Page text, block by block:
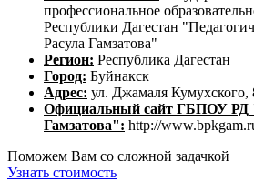
профессиональное
Республики Дагестан
Расула Гамзатова"
Регион: Республика Дагестан
Город: Буйнакск
Адрес: ул. Джамаля Кумухского,
Официальный сайт ГБПОУ
Гамзатова": http://
Поможем Вам со сложной задачкой
Узнать стоимость